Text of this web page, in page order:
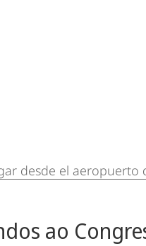
desde el
ao